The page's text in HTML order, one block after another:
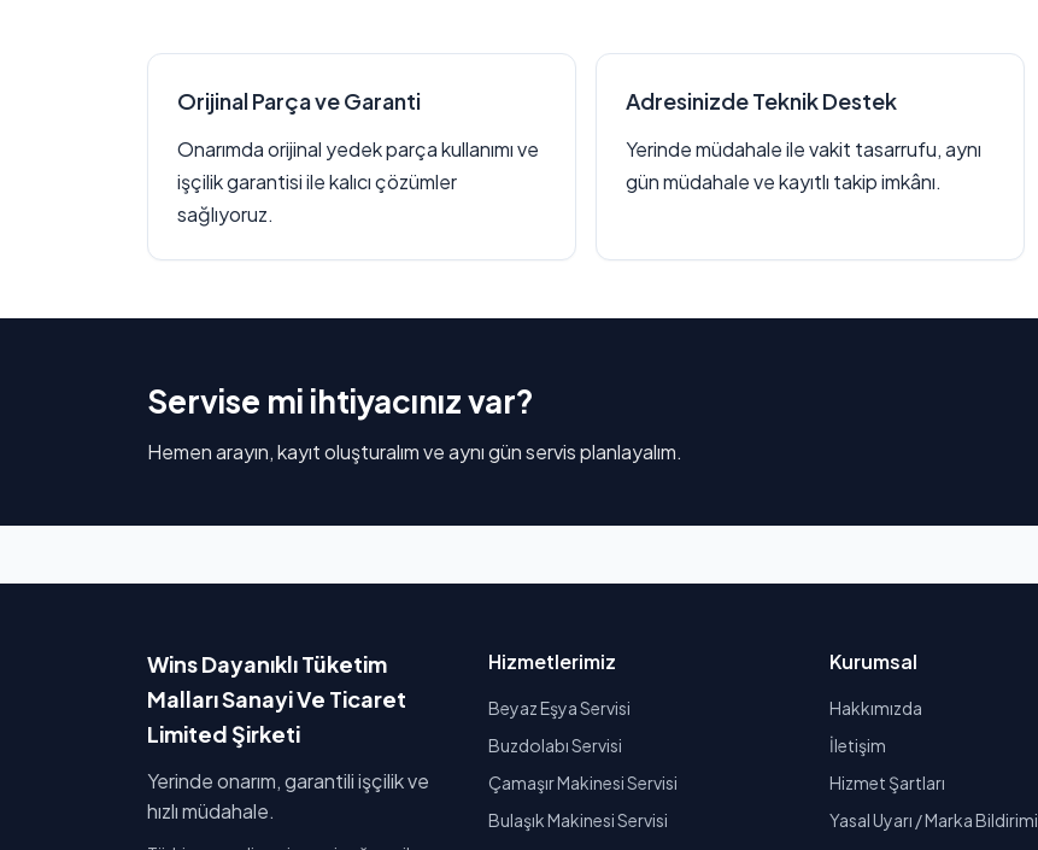
Orijinal Parça ve Garanti
Onarımda orijinal yedek parça kullanımı ve
işçilik garantisi ile kalıcı çözümler
sağlıyoruz.
Adresinizde Teknik Destek
Yerinde müdahale ile vakit tasarrufu, aynı
gün müdahale ve kayıtlı takip imkânı.
Servise mi ihtiyacınız var?
Hemen arayın, kayıt oluşturalım ve aynı gün servis planlayalım.
Wins Dayanıklı Tüketim
Malları Sanayi Ve Ticaret
Limited Şirketi
Yerinde onarım, garantili işçilik ve
hızlı müdahale.
Hizmetlerimiz
Beyaz Eşya Servisi
Buzdolabı Servisi
Çamaşır Makinesi Servisi
Bulaşık Makinesi Servisi
Kurumsal
Hakkımızda
İletişim
Hizmet Şartları
Yasal Uyarı / Marka Bildirimi